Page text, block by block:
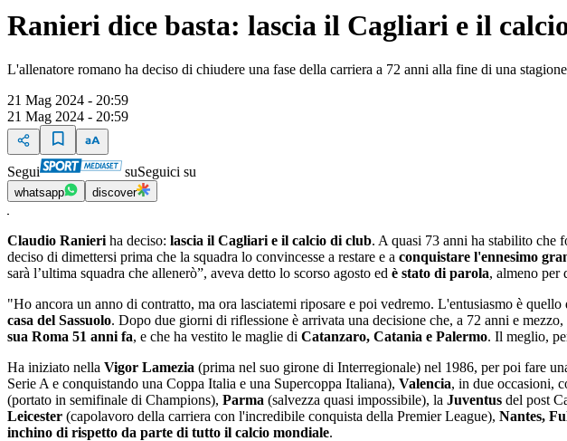
Ranieri dice basta: lascia il Cagliari e il
L'allenatore romano ha deciso di chiudere una fase della carriera a 72 anni alla fine di una
21 Mag 2024 - 20:59
21 Mag 2024 - 20:59
Segui suSeguici su
whatsapp discover
Claudio Ranieri ha deciso: lascia il Cagliari e il calcio di club. A quasi 73 anni ha stabilito che
deciso di dimettersi prima che la squadra lo convincesse a restare e a conquistare l'ennesimo
sarà l’ultima squadra che allenerò”, aveva detto lo scorso agosto ed è stato di parola, almeno per
"Ho ancora un anno di contratto, ma ora lasciatemi riposare e poi vedremo. L'entusiasmo è
casa del Sassuolo. Dopo due giorni di riflessione è arrivata una decisione che, a 72 anni e
sua Roma 51 anni fa, e che ha vestito le maglie di Catanzaro, Catania e Palermo. Il meglio,
Ha iniziato nella Vigor Lamezia (prima nel suo girone di Interregionale) nel 1986, per poi fare
Serie A e conquistando una Coppa Italia e una Supercoppa Italiana), Valencia, in due occasioni,
(portato in semifinale di Champions), Parma (salvezza quasi impossibile), la Juventus del post
Leicester (capolavoro della carriera con l'incredibile conquista della Premier League), Nantes,
inchino di rispetto da parte di tutto il calcio mondiale.